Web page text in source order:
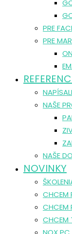
PRE
PRE
NAŠE
NAŠE
NOVINKY
CHCEM
CHCEM
CHCEM